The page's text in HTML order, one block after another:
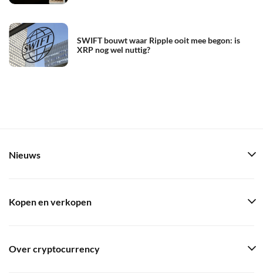
SWIFT bouwt waar Ripple ooit mee begon: is
XRP nog wel nuttig?
Nieuws
Kopen en verkopen
Over cryptocurrency